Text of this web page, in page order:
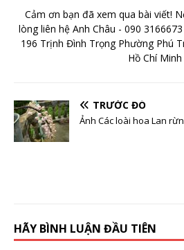
Cảm ơn bạn đã xem qua bài viết!
lòng liên hệ Anh Châu - 090
196 Trịnh Đình Trọng Phường Phú
Hồ Chí Minh
TRƯỚC ĐÓ
Ảnh Các loài hoa Lan
HÃY BÌNH LUẬN ĐẦU TIÊN